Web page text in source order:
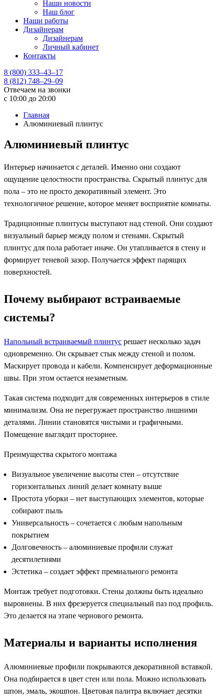
Наши новости
Наш блог
Наши работы
Дизайнерам
Дизайнерам
Личный кабинет
Контакты
8 (800) 333–43–17
8 (812) 748–29–09
Отвечаем на звонки
с 10:00 до 20:00
Главная
Алюминиевый плинтус
Алюминиевый плинтус
Интерьер начинается с деталей. Именно они создают
ощущение целостности пространства. Скрытый плинтус для
пола – это не просто декоративный элемент. Это
технологичное решение, которое меняет восприятие комнаты.
Традиционные плинтусы выступают над стеной. Они создают
визуальный барьер между полом и стенами. Скрытый
плинтус для пола работает иначе. Он утапливается в стену и
формирует теневой зазор. Получается эффект парящих
поверхностей.
Почему выбирают встраиваемые
системы?
Напольный встраиваемый плинтус решает несколько задач
одновременно. Он скрывает стык между стеной и полом.
Маскирует провода и кабели. Компенсирует деформационные
швы. При этом остается незаметным.
Такая система подходит для современных интерьеров в стиле
минимализм. Она не перегружает пространство лишними
деталями. Линии становятся чистыми и графичными.
Помещение выглядит просторнее.
Преимущества скрытого монтажа
Визуальное увеличение высоты стен – отсутствие
горизонтальных линий делает комнату выше
Простота уборки – нет выступающих элементов, которые
собирают пыль
Универсальность – сочетается с любым напольным
покрытием
Долговечность – алюминиевые профили служат
десятилетиями
Эстетика – создает эффект премиального ремонта
Монтаж требует подготовки. Стены должны быть идеально
выровнены. В них фрезеруется специальный паз под профиль.
Это делается на этапе чернового ремонта.
Материалы и варианты исполнения
Алюминиевые профили покрываются декоративной вставкой.
Она подбирается в цвет стен или пола. Можно использовать
шпон, эмаль, экошпон. Цветовая палитра включает десятки